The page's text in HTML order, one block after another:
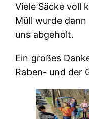
Viele Säcke voll
Müll wurde
uns abgeholt.
Ein großes
Raben- und der